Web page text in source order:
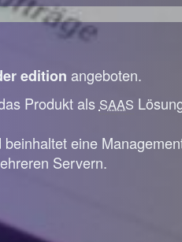
edition angeboten.
Produkt als SAAS
eine
Servern.